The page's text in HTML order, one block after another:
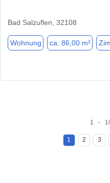
Bad Salzuflen, 32108
Wohnung ca. 86,00 m²
1 -
1 2 3